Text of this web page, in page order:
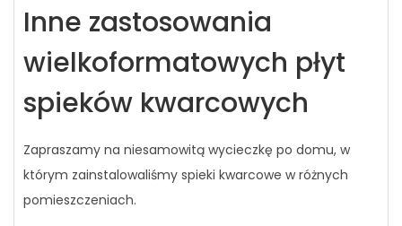
Inne zastosowania
wielkoformatowych płyt
spieków kwarcowych
Zapraszamy na niesamowitą wycieczkę po domu, w
którym zainstalowaliśmy spieki kwarcowe w różnych
pomieszczeniach.